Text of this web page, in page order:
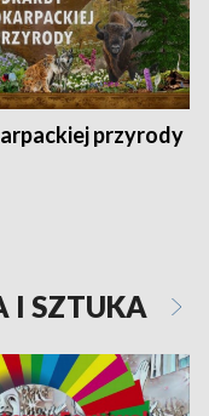
przyrody
I SZTUKA